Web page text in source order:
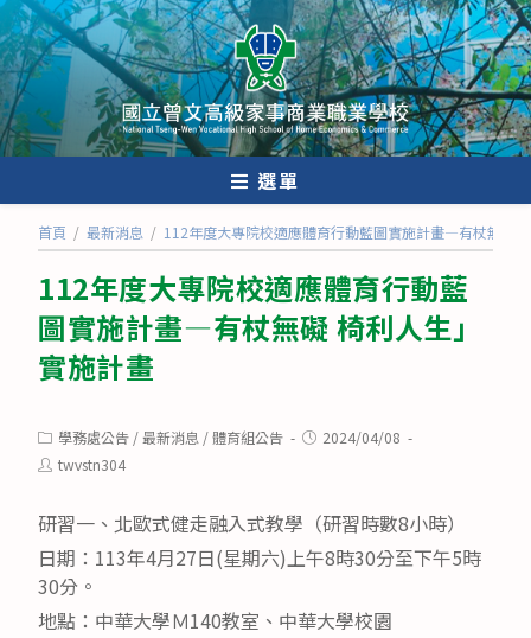
跳
轉
至
主
要
內
選單
首頁 / 最新消息 / 112年度大專院校適應體育行動藍圖實施計畫—有杖無礙
112年度大專院校適應體育行動藍
圖實施計畫—有杖無礙 椅利人生」
實施計畫
Post
category:
學務處公告 /最新消息 /體育組公告
Post2024/04/08
Posttwvstn304
研習一、北歐式健走融入式教學（研習時數8小時）
日期：113年4月27日(星期六)上午8時30分至下午5時
30分。
地點：中華大學Ｍ140教室、中華大學校園